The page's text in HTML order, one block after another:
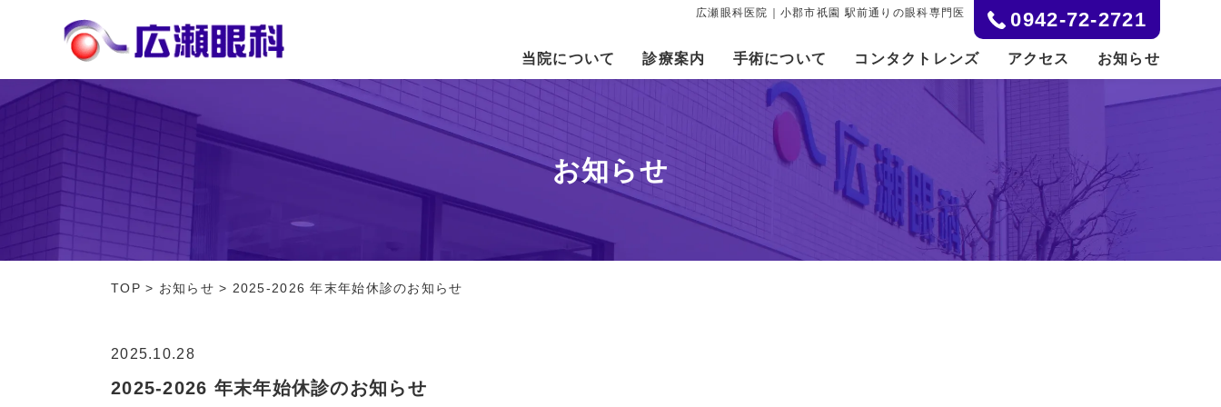
広瀬眼科医院｜小郡市祇園 駅前通りの眼科専門医 0942-72-2721
当院について 診療案内 手術について コンタクトレンズ アクセス お知らせ
お知らせ
TOP > お知らせ > 2025-2026 年末年始休診のお知らせ
2025.10.28
2025-2026 年末年始休診のお知らせ